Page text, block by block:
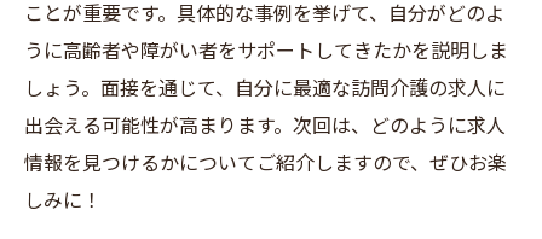
ことが重要です。具体的な事例を挙げて、自分がどのよ
うに高齢者や障がい者をサポートしてきたかを説明しま
しょう。面接を通じて、自分に最適な訪問介護の求人に
出会える可能性が高まります。次回は、どのように求人
情報を見つけるかについてご紹介しますので、ぜひお楽
しみに！